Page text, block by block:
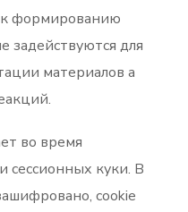
к формированию
задействуются для
материалов а
во время
сессионных куки. В
cookie